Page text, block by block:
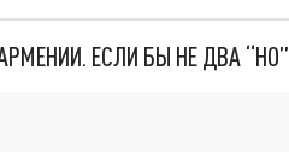
ЕСЛИ БЫ НЕ ДВА “НО”